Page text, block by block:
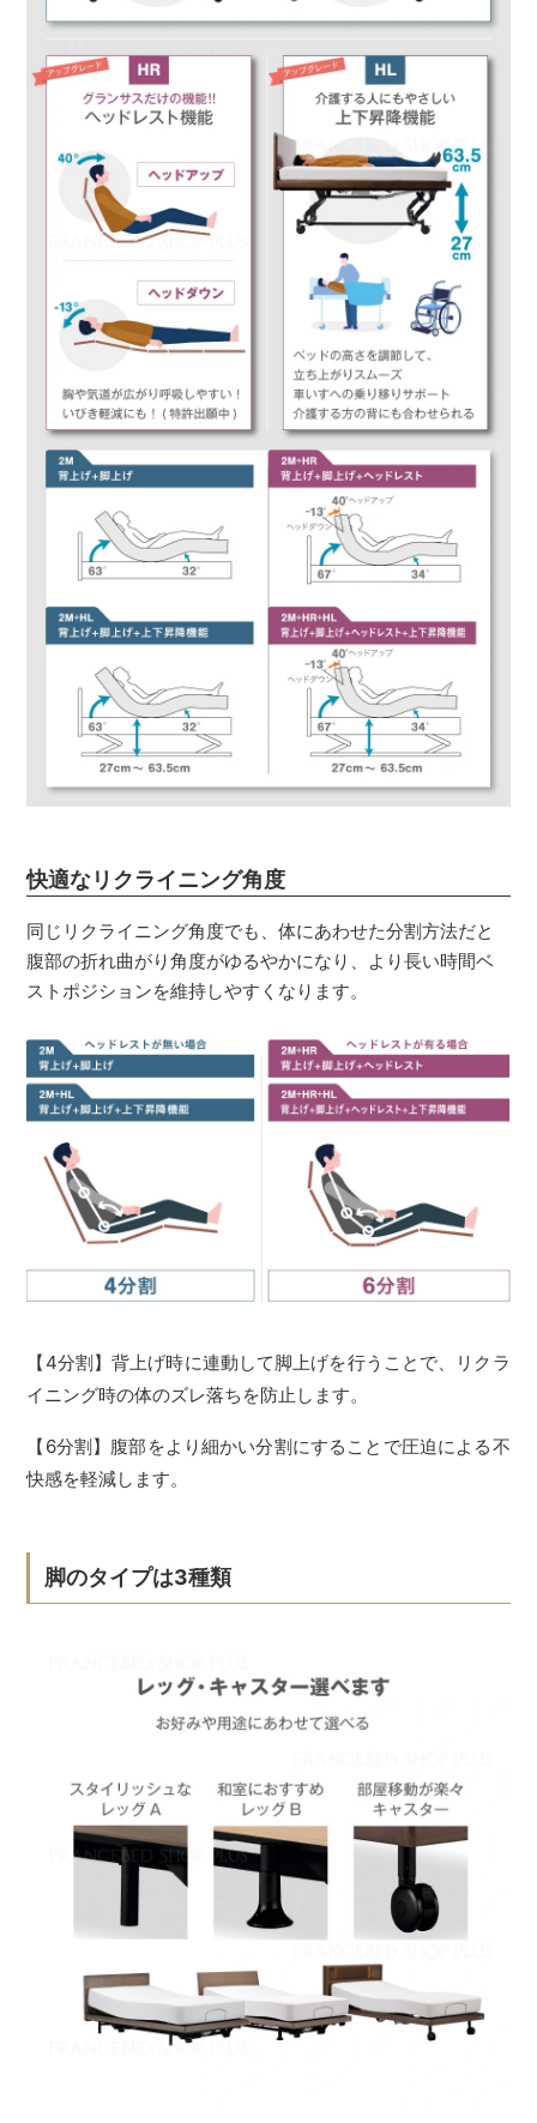
快適なリクライニング角度
同じリクライニング角度でも、体にあわせた分割方法だと
腹部の折れ曲がり角度がゆるやかになり、より長い時間ベ
ストポジションを維持しやすくなります。
【4分割】背上げ時に連動して脚上げを行うことで、リクラ
イニング時の体のズレ落ちを防止します。
【6分割】腹部をより細かい分割にすることで圧迫による不
快感を軽減します。
脚のタイプは3種類